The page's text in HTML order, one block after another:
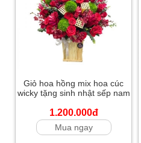
Giỏ hoa hồng mix hoa cúc
wicky tặng sinh nhật sếp nam
1.200.000đ
Mua ngay